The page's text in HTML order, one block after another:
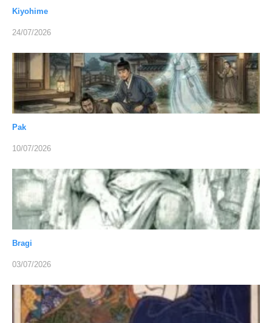
Kiyohime
24/07/2026
Pak
10/07/2026
Bragi
03/07/2026